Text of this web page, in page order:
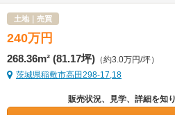
土地｜売買
240万 円
268.36m² (81.17坪) （約3.0万円/坪）
茨城県稲敷市高田298-17,18
販売状況、見学、詳細を知